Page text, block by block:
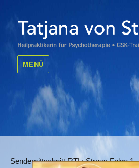
Tatjana von Stiegler
MENÜ
Sendemittschnitt RTL: Stress Folge 1